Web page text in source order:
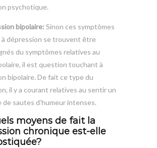
psychotique.
bipolaire: Sinon ces symptômes
dépression se trouvent être
du symptômes relatives au
il est question touchant à
bipolaire. De fait ce type du
il y a courant relatives au sentir un
de sautes d’humeur intenses.
moyens de fait la
chronique est-elle